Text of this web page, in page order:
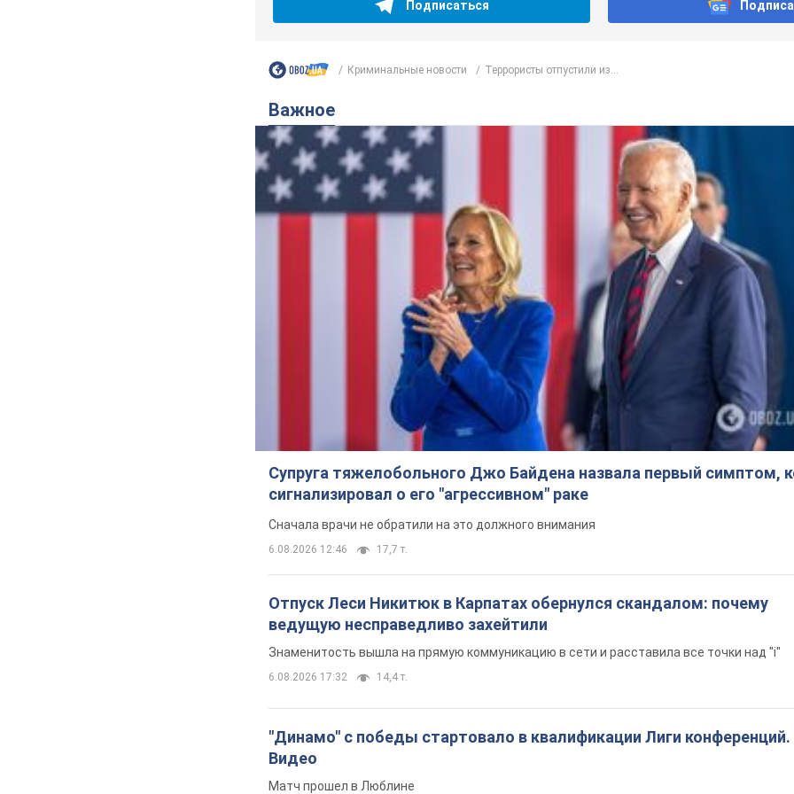
Подписаться
Криминальные новости Террористы отпустили из...
Важное
Супруга тяжелобольного Джо Байдена назвала первый симптом,
сигнализировал о его "агрессивном" раке
Сначала врачи не обратили на это должного внимания
6.08.2026 12:46 17,7 т.
Отпуск Леси Никитюк в Карпатах обернулся скандалом: почему
ведущую несправедливо захейтили
Знаменитость вышла на прямую коммуникацию в сети и расставила все точки над "i"
6.08.2026 17:32 14,4 т.
"Динамо" с победы стартовало в квалификации Лиги конференций.
Видео
Матч прошел в Люблине